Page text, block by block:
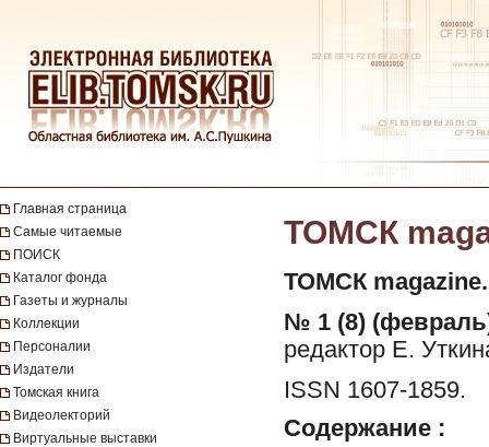
Главная страница
Самые читаемые
ПОИСК
Каталог фонда
Газеты и журналы
Коллекции
Персоналии
Издатели
Томская книга
Видеолекторий
Виртуальные выставки
ТОМСК
ТОМСК magazine.
№ 1 (8)
редактор Е.
ISSN 1607-1859.
Содержание :